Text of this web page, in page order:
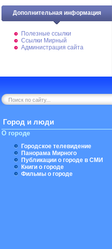
Дополнительная информация
Полезные ссылки
Ссылки Мирный
Администрация сайта
Город и люди
О городе
Городское телевидение
Панорама Мирного
Публикации о городе в СМИ
Книги о городе
Фильмы о городе